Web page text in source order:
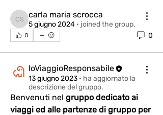
carla maria scrocca
carla maria scrocca
5 giugno 2024 · joined the group.
0 0
IoViaggioResponsabile
13 giugno 2023 · ha aggiornato la
descrizione del gruppo.
Benvenuti nel gruppo dedicato ai
viaggi ed alle partenze di gruppo per